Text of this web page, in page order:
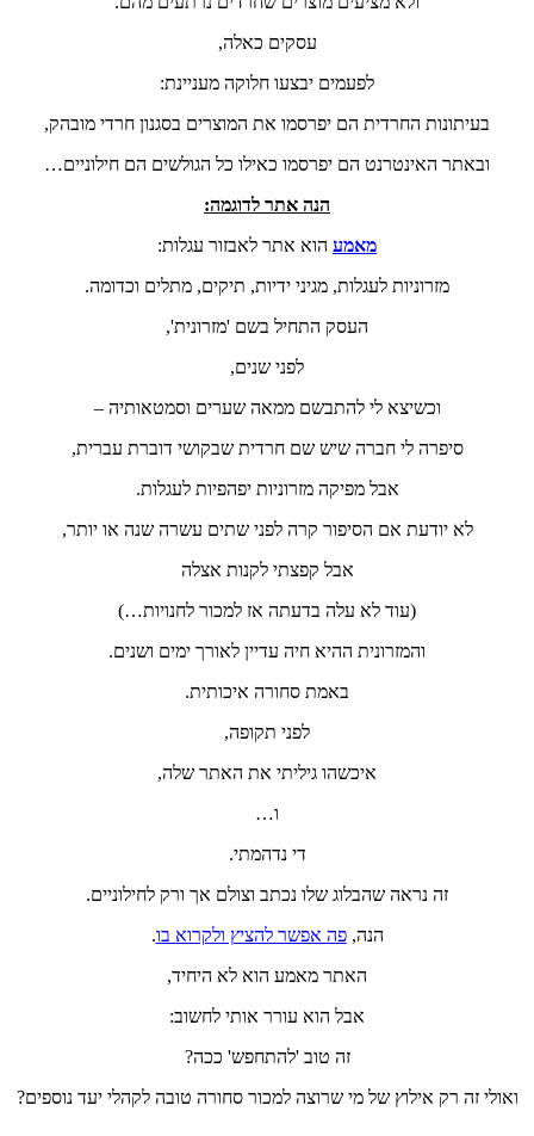
עסקים כאלה,
לפעמים יבצעו חלוקה מעניינת:
בעיתונות החרדית הם יפרסמו את המוצרים בסגנון חרדי מובהק,
ובאתר האינטרנט הם יפרסמו כאילו כל הגולשים הם חילוניים…
הנה אתר לדוגמה:
מאמע הוא אתר לאבזור עגלות:
מזרוניות לעגלות, מגיני ידיות, תיקים, מתלים וכדומה.
העסק התחיל בשם 'מזרונית',
לפני שנים,
וכשיצא לי להתבשם ממאה שערים וסמטאותיה –
סיפרה לי חברה שיש שם חרדית שבקושי דוברת עברית,
אבל מפיקה מזרוניות יפהפיות לעגלות.
לא יודעת אם הסיפור קרה לפני שתים עשרה שנה או יותר,
אבל קפצתי לקנות אצלה
(עוד לא עלה בדעתה אז למכור לחנויות…)
והמזרונית ההיא חיה עדיין לאורך ימים ושנים.
באמת סחורה איכותית.
לפני תקופה,
איכשהו גיליתי את האתר שלה,
ו…
די נדהמתי.
זה נראה שהבלוג שלו נכתב וצולם אך ורק לחילוניים.
הנה,פה אפשר להציץ ולקרוא בו.
האתר מאמע הוא לא היחיד,
אבל הוא עורר אותי לחשוב:
זה טוב 'להתחפש' ככה?
ואולי זה רק אילוץ של מי שרוצה למכור סחורה טובה לקהלי יעד נוספים?